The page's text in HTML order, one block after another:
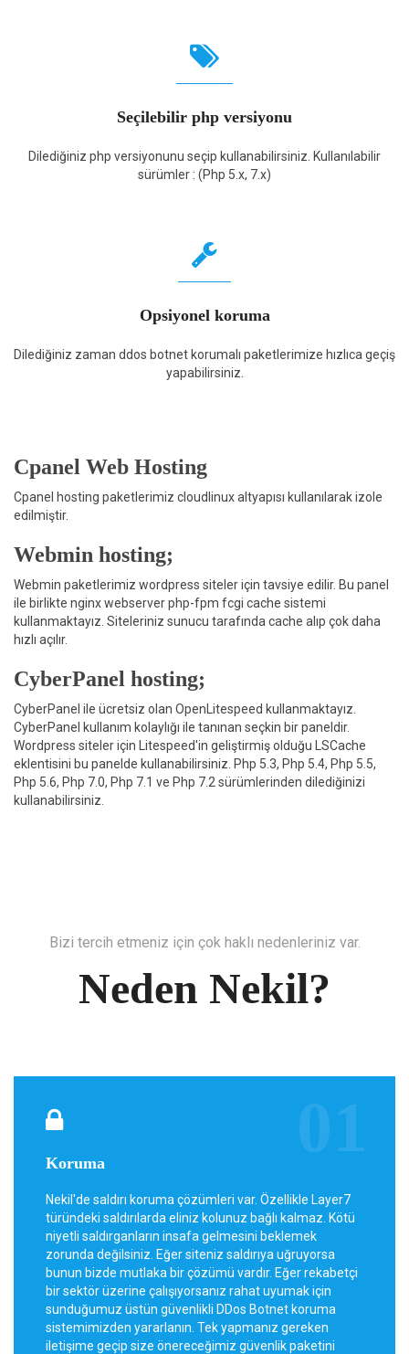
Seçilebilir php versiyonu
Dilediğiniz php versiyonunu seçip kullanabilirsiniz. Kullanılabilir
sürümler : (Php 5.x, 7.x)
Opsiyonel koruma
Dilediğiniz zaman ddos botnet korumalı paketlerimize hızlıca geçiş
yapabilirsiniz.
Cpanel Web Hosting
Cpanel hosting paketlerimiz cloudlinux altyapısı kullanılarak izole
edilmiştir.
Webmin hosting;
Webmin paketlerimiz wordpress siteler için tavsiye edilir. Bu panel
ile birlikte nginx webserver php-fpm fcgi cache sistemi
kullanmaktayız. Siteleriniz sunucu tarafında cache alıp çok daha
hızlı açılır.
CyberPanel hosting;
CyberPanel ile ücretsiz olan OpenLitespeed kullanmaktayız.
CyberPanel kullanım kolaylığı ile tanınan seçkin bir paneldir.
Wordpress siteler için Litespeed'in geliştirmiş olduğu LSCache
eklentisini bu panelde kullanabilirsiniz. Php 5.3, Php 5.4, Php 5.5,
Php 5.6, Php 7.0, Php 7.1 ve Php 7.2 sürümlerinden dilediğinizi
kullanabilirsiniz.
Bizi tercih etmeniz için çok haklı nedenleriniz var.
Neden Nekil?
Koruma
Nekil'de saldırı koruma çözümleri var. Özellikle Layer7
türündeki saldırılarda eliniz kolunuz bağlı kalmaz. Kötü
niyetli saldırganların insafa gelmesini beklemek
zorunda değilsiniz. Eğer siteniz saldırıya uğruyorsa
bunun bizde mutlaka bir çözümü vardır. Eğer rekabetçi
bir sektör üzerine çalışıyorsanız rahat uyumak için
sunduğumuz üstün güvenlikli DDos Botnet koruma
sistemimizden yararlanın. Tek yapmanız gereken
iletişime geçip size önereceğimiz güvenlik paketini